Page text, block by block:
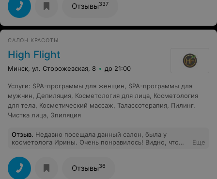
Отзывы337
САЛОН КРАСОТЫ
High Flight
Минск, ул. Сторожевская, 8 до 21:00
Услуги: SPA-программы для женщин
SPA-программы для
мужчин
Депиляция Косметология для лица Косметология
для тела Косметический массаж Талассотерапия Пилинг,
Чистка лица Эпиляция
Отзыв. Недавно посещала данный салон, была у
косметолога Ирины. Очень понравилось! Видно, что
само за себя. Спасибо)))
Еще
Отзывы36